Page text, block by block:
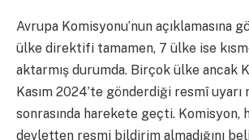
Avrupa Komisyonu’nun açıklamasına
ülke direktifi tamamen, 7 ülke ise
aktarmış durumda. Birçok ülke ancak
Kasım 2024’te gönderdiği resmî uyarı
sonrasında harekete geçti. Komisyon,
devletten resmi bildirim almadığını